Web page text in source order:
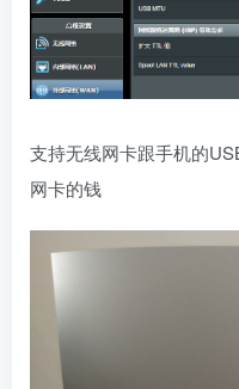
支持无线网卡跟手机的
网卡的钱